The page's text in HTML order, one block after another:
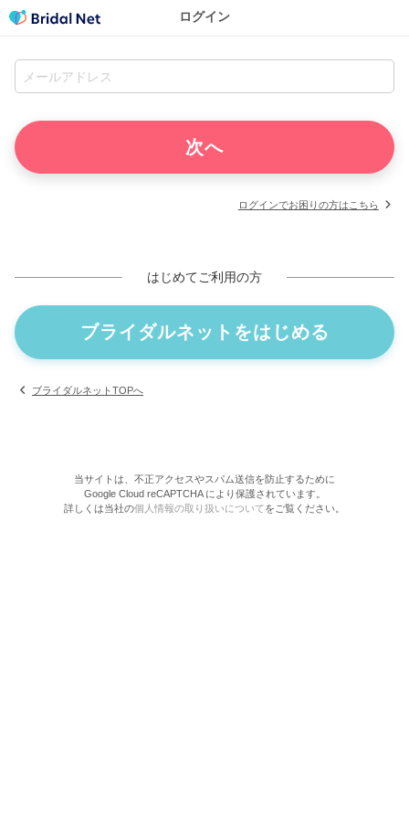
ログイン
ログインでお困りの方はこちら
はじめてご利用の方
ブライダルネットをはじめる
ブライダルネットTOPへ
当サイトは、不正アクセスやスパム送信を防止するために
Google Cloud reCAPTCHA により保護されています。
詳しくは当社の個人情報の取り扱いについてをご覧ください。